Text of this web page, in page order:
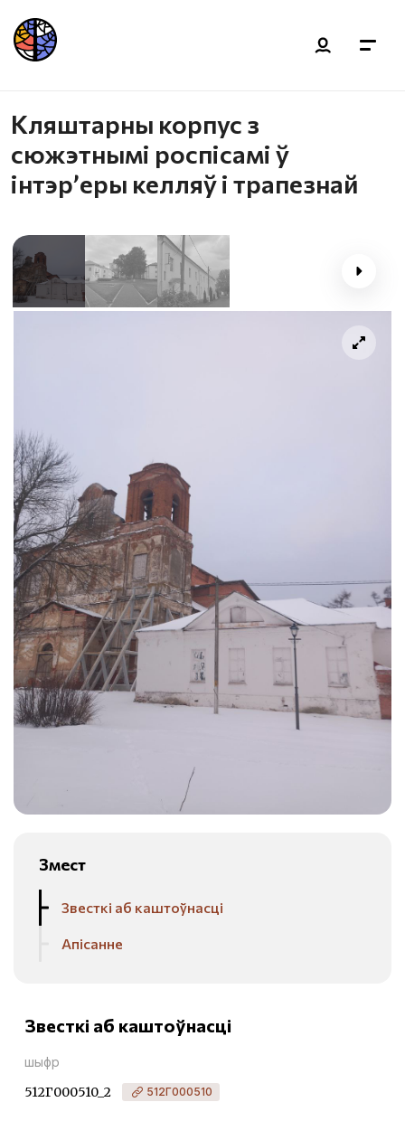
Кляштарны корпус з
сюжэтнымі роспісамі ў
інтэр’еры келляў і трапезнай
Змест
Звесткі аб каштоўнасці
Апісанне
Звесткі аб каштоўнасці
шыфр
512Г000510_2 512Г000510